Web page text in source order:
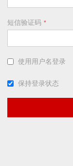
短信验证码
使用用户名登录
保持登录状态